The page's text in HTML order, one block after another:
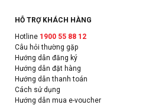
HỖ TRỢ KHÁCH HÀNG
Hotline 1900 55 88 12
Câu hỏi thường gặp
Hướng dẫn đăng ký
Hướng dẫn đặt hàng
Hướng dẫn thanh toán
Cách sử dụng
Hướng dẫn mua e-voucher